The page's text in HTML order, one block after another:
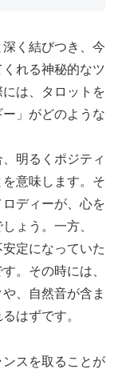
く結びつき、今
れる神秘的なツ
は、タロットを
」がどのような
明るくポジティ
意味します。そ
ディーが、心を
ょう。一方、
定になっていた
。その時には、
、自然音が含ま
はずです。
ンスを取ることが